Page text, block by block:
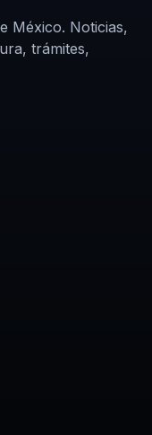
México. Noticias,
trámites,